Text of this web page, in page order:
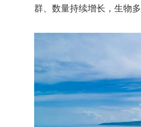
群、数量持续增长，生物